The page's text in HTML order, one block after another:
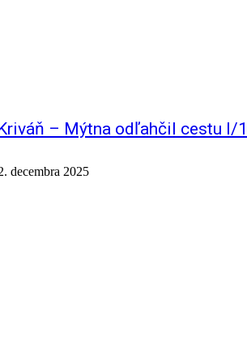
– Mýtna odľahčil cestu I/
decembra 2025